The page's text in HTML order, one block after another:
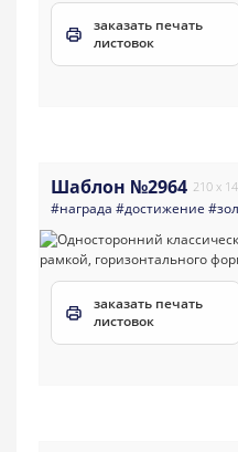
заказать печать
листовок
Шаблон №2964 210 x
#награда #достижение
заказать печать
листовок